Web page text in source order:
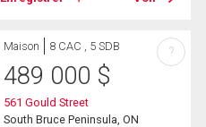
Maison 8 CAC , 5 SDB
489 000 $
561 Gould Street
South Bruce Peninsula, ON
?